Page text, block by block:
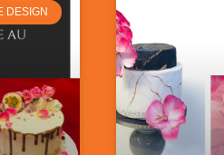
DESIGN